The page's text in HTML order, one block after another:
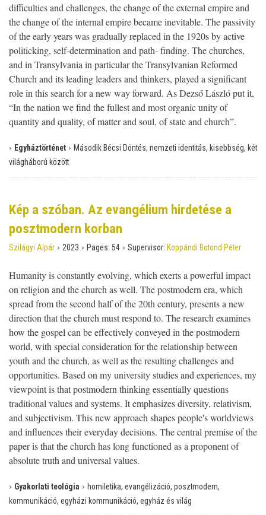
difficulties and challenges, the change of the external empire and
the change of the internal empire became inevitable. The passivity
of the early years was gradually replaced in the 1920s by active
politicking, self-determination and path- finding. The churches,
and in Transylvania in particular the Transylvanian Reformed
Church and its leading leaders and thinkers, played a significant
role in this search for a new way forward. As Dezső László put it,
“In the nation we find the fullest and most organic unity of
quantity and quality, of matter and soul, of state and church”.
› Egyháztörténet › Második Bécsi Döntés, nemzeti identitás, kisebbség, két
világháború között
Kép a szóban. Az evangélium hirdetése a
posztmodern korban
Szilágyi Alpár › 2023 › Pages: 54 › Supervisor: Koppándi Botond Péter
Humanity is constantly evolving, which exerts a powerful impact
on religion and the church as well. The postmodern era, which
spread from the second half of the 20th century, presents a new
direction that the church must respond to. The research examines
how the gospel can be effectively conveyed in the postmodern
world, with special consideration for the relationship between
youth and the church, as well as the resulting challenges and
opportunities. Based on my university studies and experiences, my
viewpoint is that postmodern thinking essentially questions
traditional values and systems. It emphasizes diversity, relativism,
and subjectivism. This new approach shapes people's worldviews
and influences their everyday decisions. The central premise of the
paper is that the church has long functioned as a proponent of
absolute truth and universal values.
› Gyakorlati teológia › homiletika, evangélizáció, posztmodern,
kommunikáció, egyházi kommunikáció, egyház és világ